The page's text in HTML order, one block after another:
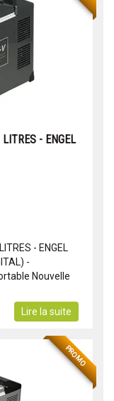
LITRES - ENGEL
- ENGEL
-
Nouvelle
Lire la suite
PROMO